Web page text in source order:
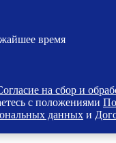
время
на сбор и
с положениями
данных и